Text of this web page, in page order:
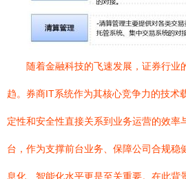
随着金融科技的飞速发展，证券行业
趋。券商IT系统作为其核心竞争力的技术
定性和安全性直接关系到业务运营的效率
台，作为支撑前台业务、保障公司合规稳
息化、智能化水平更是至关重要。在此背